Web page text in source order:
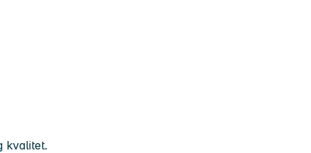
kvalitet.